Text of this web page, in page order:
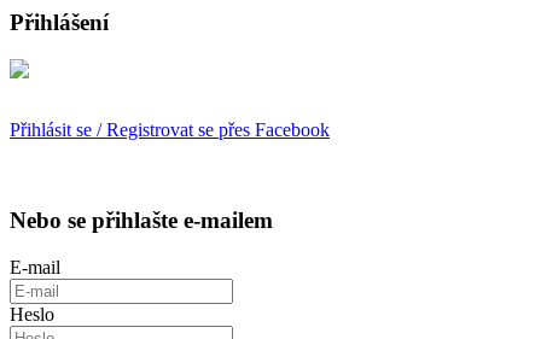
Přihlášení
Přihlásit se / Registrovat se přes Facebook
Nebo se přihlašte e-mailem
E-mail
Heslo